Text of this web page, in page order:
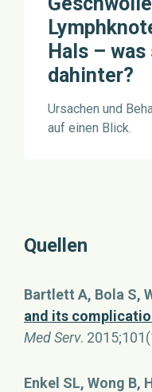
Hals –
dahinter?
Ursachen und
auf einen Blick.
Quellen
Bartlett A, Bola S,
and its
Med Serv.
Enkel SL, Wong B,